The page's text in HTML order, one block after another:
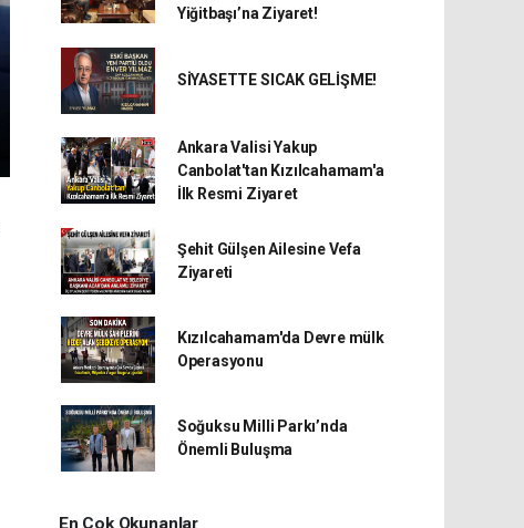
Yiğitbaşı’na Ziyaret!
SİYASETTE SICAK GELİŞME!
Ankara Valisi Yakup
Canbolat'tan Kızılcahamam'a
İlk Resmi Ziyaret
Şehit Gülşen Ailesine Vefa
Ziyareti
Kızılcahamam'da Devre mülk
Operasyonu
Soğuksu Milli Parkı’nda
Önemli Buluşma
En Çok Okunanlar